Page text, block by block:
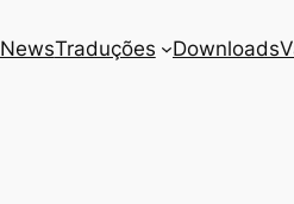
NewsTraduções Downloads